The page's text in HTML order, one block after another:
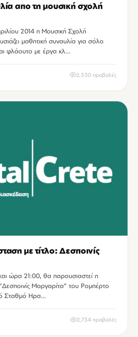
απο τη μουσική σχολή
2014 η Μουσική Σχολή
μαθητική συναυλία για σόλο
φλάουτο με έργα κλ…
2,330 προβολές
με τίτλο: Δεσποινίς
ώρα 21:00, θα παρουσιαστεί η
Μαργαρίτα" του Ρομπέρτο
Σταθμό Ηρα…
2,734 προβολές